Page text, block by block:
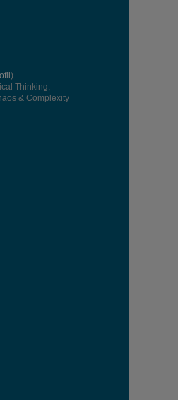
)
Thinking,
& Complexity